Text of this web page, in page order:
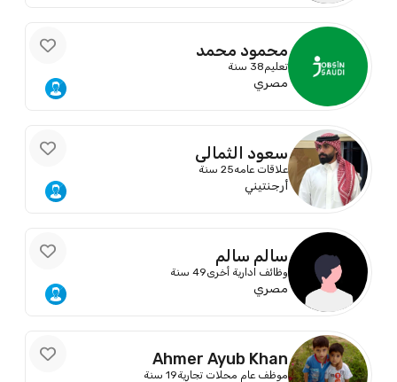
محمود محمد
تعليم 38 سنة
مصري
سعود الثمالي
علاقات عامه25 سنة
أرجنتيني
سالم سالم
وظائف ادارية أخرى49 سنة
مصري
Ahmer Ayub Khan
موظف عام محلات تجارية19 سنة